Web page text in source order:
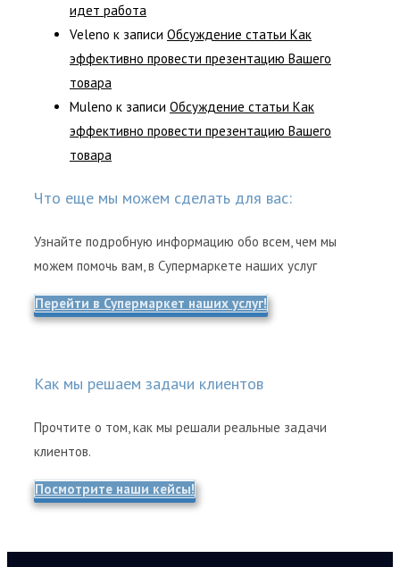
идет работа
Veleno к записи Обсуждение статьи Как
эффективно провести презентацию Вашего
товара
Muleno к записи Обсуждение статьи Как
эффективно провести презентацию Вашего
товара
Что еще мы можем сделать для вас:
Узнайте подробную информацию обо всем, чем мы
можем помочь вам, в Супермаркете наших услуг
Перейти в Супермаркет наших услуг!
Как мы решаем задачи клиентов
Прочтите о том, как мы решали реальные задачи
клиентов.
Посмотрите наши кейсы!